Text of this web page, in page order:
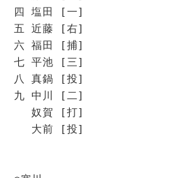
四 塩田 [一]
五 近藤 [右]
六 福田 [捕]
七 平池 [三]
八 真鍋 [投]
九 中川 [二]
奴賀 [打]
大前 [投]